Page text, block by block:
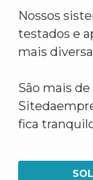
Nossos
testados e
mais
São mais
fica